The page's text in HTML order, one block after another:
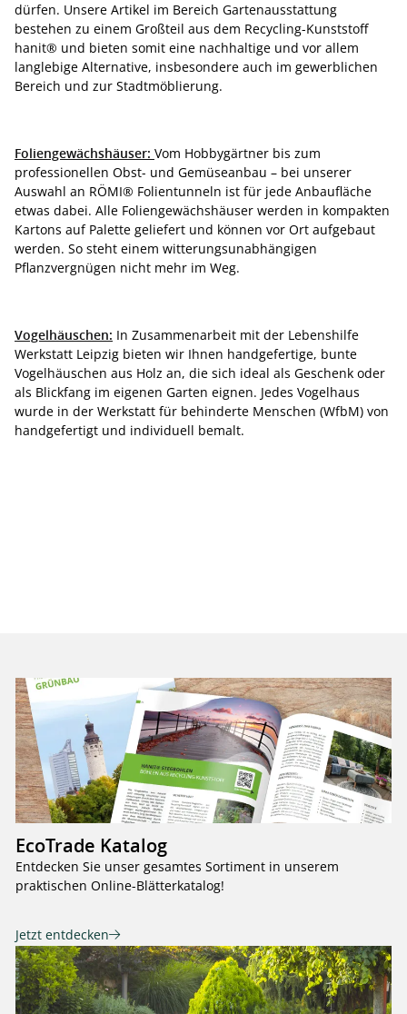
dürfen. Unsere Artikel im Bereich Gartenausstattung
bestehen zu einem Großteil aus dem Recycling-Kunststoff
hanit® und bieten somit eine nachhaltige und vor allem
langlebige Alternative, insbesondere auch im gewerblichen
Bereich und zur Stadtmöblierung.
Foliengewächshäuser: Vom Hobbygärtner bis zum
professionellen Obst- und Gemüseanbau – bei unserer
Auswahl an RÖMI® Folientunneln ist für jede Anbaufläche
etwas dabei. Alle Foliengewächshäuser werden in kompakten
Kartons auf Palette geliefert und können vor Ort aufgebaut
werden. So steht einem witterungsunabhängigen
Pflanzvergnügen nicht mehr im Weg.
Vogelhäuschen: In Zusammenarbeit mit der Lebenshilfe
Werkstatt Leipzig bieten wir Ihnen handgefertige, bunte
Vogelhäuschen aus Holz an, die sich ideal als Geschenk oder
als Blickfang im eigenen Garten eignen. Jedes Vogelhaus
wurde in der Werkstatt für behinderte Menschen (WfbM) von
handgefertigt und individuell bemalt.
EcoTrade Katalog
Entdecken Sie unser gesamtes Sortiment in unserem
praktischen Online-Blätterkatalog!
Jetzt entdecken